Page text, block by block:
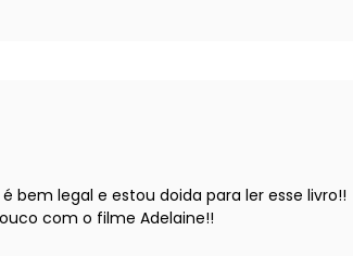
bem legal e estou doida para ler esse livro!!
com o filme Adelaine!!